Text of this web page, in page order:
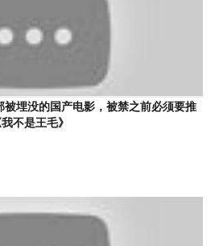
被埋没的国产电影，被禁之前必须要推
不是王毛》